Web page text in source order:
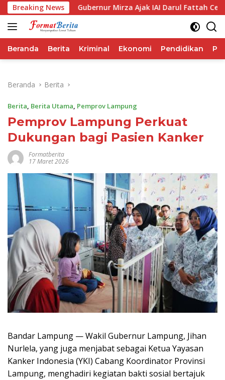
Langsung
ke
konten
Breaking News
Gubernur Mirza Ajak IAI Darul Fattah Cetak SDM
Beranda Berita Kriminal Ekonomi Pendidikan
Beranda Berita
Berita, Berita Utama, Pemprov Lampung
Pemprov Lampung Perkuat
Dukungan bagi Pasien Kanker
Formatberita
17 Maret 2026
Bandar Lampung — Wakil Gubernur Lampung, Jihan
Nurlela, yang juga menjabat sebagai Ketua Yayasan
Kanker Indonesia (YKI) Cabang Koordinator Provinsi
Lampung, menghadiri kegiatan bakti sosial bertajuk